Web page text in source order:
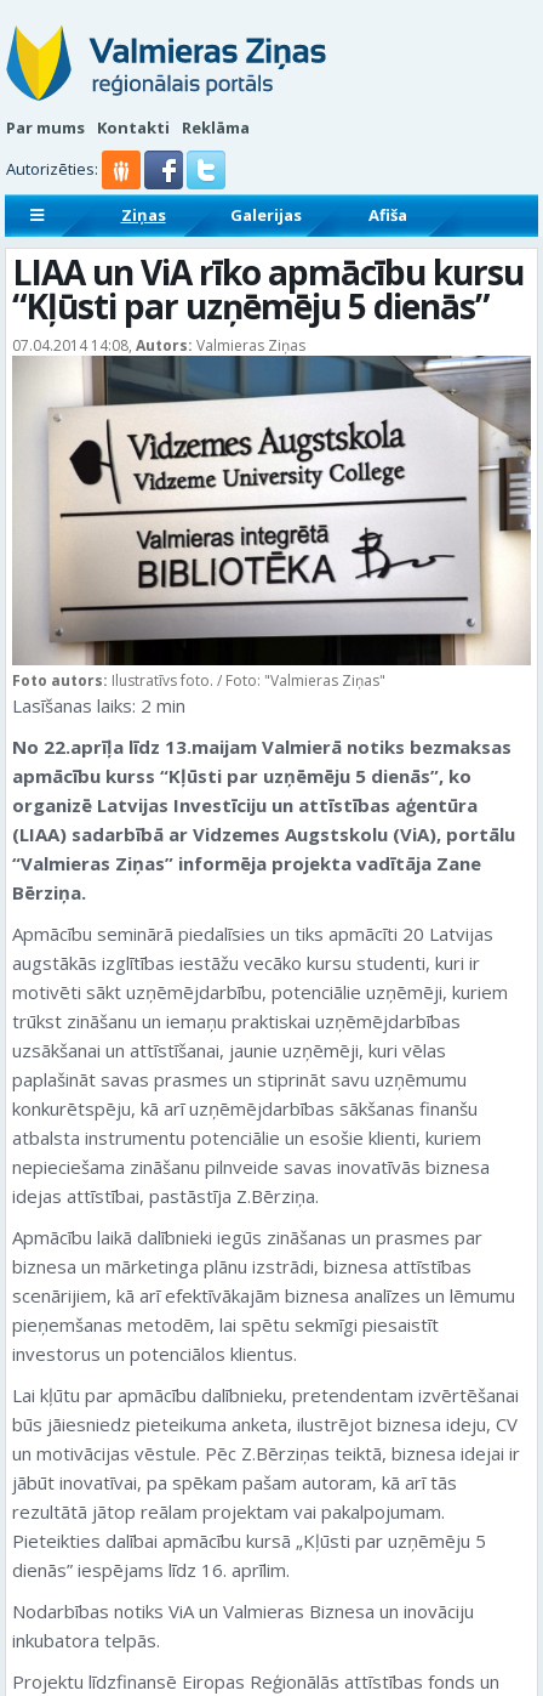
Par mums Kontakti
Reklāma
Autorizēties:
Ziņas Galerijas
Afiša
Sludinājumi
Reklāmraksti
LIAA un ViA rīko apmācību kursu
“Kļūsti par uzņēmēju 5 dienās”
07.04.2014 14:08, Autors: Valmieras Ziņas
Foto autors: Ilustratīvs foto. / Foto: "Valmieras Ziņas"
Lasīšanas laiks: 2 min
No 22.aprīļa līdz 13.maijam Valmierā notiks bezmaksas
apmācību kurss “Kļūsti par uzņēmēju 5 dienās”, ko
organizē Latvijas Investīciju un attīstības aģentūra
(LIAA) sadarbībā ar Vidzemes Augstskolu (ViA), portālu
“Valmieras Ziņas” informēja projekta vadītāja Zane
Bērziņa.
Apmācību seminārā piedalīsies un tiks apmācīti 20 Latvijas
augstākās izglītības iestāžu vecāko kursu studenti, kuri ir
motivēti sākt uzņēmējdarbību, potenciālie uzņēmēji, kuriem
trūkst zināšanu un iemaņu praktiskai uzņēmējdarbības
uzsākšanai un attīstīšanai, jaunie uzņēmēji, kuri vēlas
paplašināt savas prasmes un stiprināt savu uzņēmumu
konkurētspēju, kā arī uzņēmējdarbības sākšanas finanšu
atbalsta instrumentu potenciālie un esošie klienti, kuriem
nepieciešama zināšanu pilnveide savas inovatīvās biznesa
idejas attīstībai, pastāstīja Z.Bērziņa.
Apmācību laikā dalībnieki iegūs zināšanas un prasmes par
biznesa un mārketinga plānu izstrādi, biznesa attīstības
scenārijiem, kā arī efektīvākajām biznesa analīzes un lēmumu
pieņemšanas metodēm, lai spētu sekmīgi piesaistīt
investorus un potenciālos klientus.
Lai kļūtu par apmācību dalībnieku, pretendentam izvērtēšanai
būs jāiesniedz pieteikuma anketa, ilustrējot biznesa ideju, CV
un motivācijas vēstule. Pēc Z.Bērziņas teiktā, biznesa idejai ir
jābūt inovatīvai, pa spēkam pašam autoram, kā arī tās
rezultātā jātop reālam projektam vai pakalpojumam.
Pieteikties dalībai apmācību kursā „Kļūsti par uzņēmēju 5
dienās” iespējams līdz 16. aprīlim.
Nodarbības notiks ViA un Valmieras Biznesa un inovāciju
inkubatora telpās.
Projektu līdzfinansē Eiropas Reģionālās attīstības fonds un